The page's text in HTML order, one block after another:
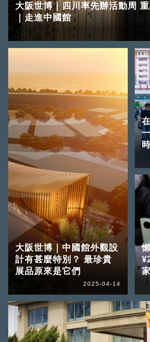
大阪世博｜四川率先辦活動周
｜走進中國館
大阪世博｜中國館外觀設
計有甚麼特別？ 最珍貴
展品原來是它們
2025-04-14